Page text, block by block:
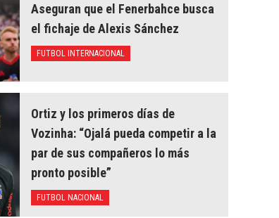
Aseguran que el Fenerbahce busca
el fichaje de Alexis Sánchez
FUTBOL INTERNACIONAL
Ortiz y los primeros días de
Vozinha: “Ojalá pueda competir a la
par de sus compañeros lo más
pronto posible”
FUTBOL NACIONAL